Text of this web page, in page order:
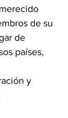
de su
de
países,
y